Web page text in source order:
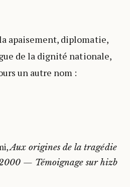
apaisement, diplomatie,
de la dignité nationale,
un autre nom :
Aux origines de la tragédie
— Témoignage sur hizb